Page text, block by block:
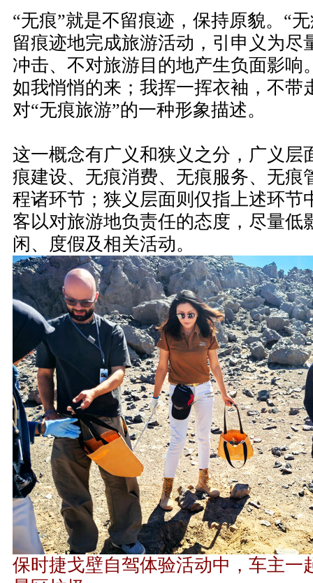
“无痕”就是不留痕迹，保持原貌。“
留痕迹地完成旅游活动，引申义为尽
冲击、不对旅游目的地产生负面影响
如我悄悄的来；我挥一挥衣袖，不带
对“无痕旅游”的一种形象描述。
这一概念有广义和狭义之分，广义层
痕建设、无痕消费、无痕服务、无痕
程诸环节；狭义层面则仅指上述环节
客以对旅游地负责任的态度，尽量低
闲、度假及相关活动。
保时捷戈壁自驾体验活动中，车主一